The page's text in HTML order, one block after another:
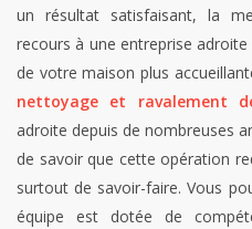
un résultat satisfaisant, la
recours à une entreprise
de votre maison plus
nettoyage et ravalement
adroite depuis de nombreuses
de savoir que cette opération
surtout de savoir-faire. Vous
équipe est dotée de